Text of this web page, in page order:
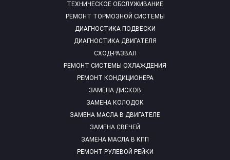
ТЕХНИЧЕСКОЕ ОБСЛУЖИВАНИЕ
РЕМОНТ ТОРМОЗНОЙ СИСТЕМЫ
ДИАГНОСТИКА ПОДВЕСКИ
ДИАГНОСТИКА ДВИГАТЕЛЯ
СХОД-РАЗВАЛ
РЕМОНТ СИСТЕМЫ ОХЛАЖДЕНИЯ
РЕМОНТ КОНДИЦИОНЕРА
ЗАМЕНА ДИСКОВ
ЗАМЕНА КОЛОДОК
ЗАМЕНА МАСЛА В ДВИГАТЕЛЕ
ЗАМЕНА СВЕЧЕЙ
ЗАМЕНА МАСЛА В КПП
РЕМОНТ РУЛЕВОЙ РЕЙКИ